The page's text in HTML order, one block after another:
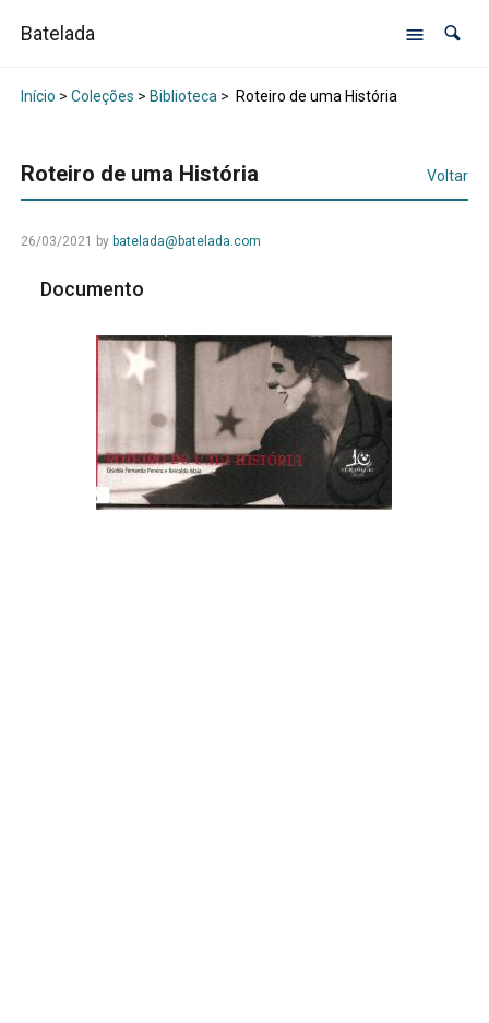
Batelada
Início > Coleções > Biblioteca> Roteiro de uma História
Roteiro de uma História Voltar
26/03/2021 by batelada@batelada.com
Documento